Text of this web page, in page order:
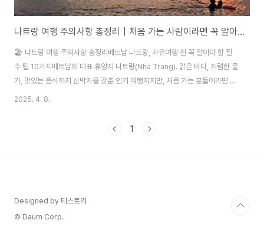
나트랑 여행 주의사항 총정리｜처음 가는 사람이라면 꼭 알아야 할 10가지 팁
🏖️ 나트랑 여행 주의사항 총정리베트남 나트랑, 자유여행 전 꼭 알아야 할 필
수 팁 10가지베트남의 대표 휴양지 나트랑(Nha Trang). 맑은 바다, 저렴한 물
가, 맛있는 음식까지 삼박자를 갖춘 인기 여행지지만, 처음 가는 분들이라면 사
소하지만 중요한 주의사항을 놓치기 쉬워요.오늘은 나트랑 자유여행을 안전하
요! ✅ 1. 햇빛과 자외선은 상상 이상!나트랑은 동남아시아 중에서도 일조량이
2025. 4. 8.
1
Designed by 티스토리
© Daum Corp.